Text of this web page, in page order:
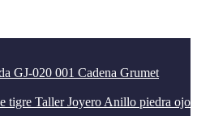
Cadena Grumet
Anillo piedra ojo